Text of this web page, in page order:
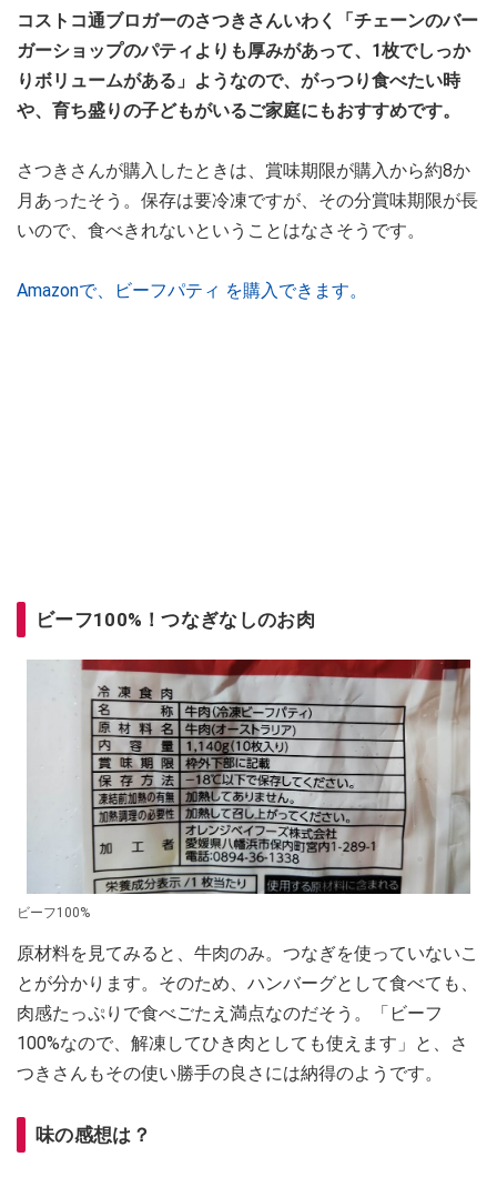
コストコ通ブロガーのさつきさんいわく「チェーンのバー
ガーショップのパティよりも厚みがあって、1枚でしっか
りボリュームがある」ようなので、がっつり食べたい時
や、育ち盛りの子どもがいるご家庭にもおすすめです。
さつきさんが購入したときは、賞味期限が購入から約8か
月あったそう。保存は要冷凍ですが、その分賞味期限が長
いので、食べきれないということはなさそうです。
Amazonで、ビーフパティ を購入できます。
ビーフ100%！つなぎなしのお肉
ビーフ100%
原材料を見てみると、牛肉のみ。つなぎを使っていないこ
とが分かります。そのため、ハンバーグとして食べても、
肉感たっぷりで食べごたえ満点なのだそう。「ビーフ
100%なので、解凍してひき肉としても使えます」と、さ
つきさんもその使い勝手の良さには納得のようです。
味の感想は？